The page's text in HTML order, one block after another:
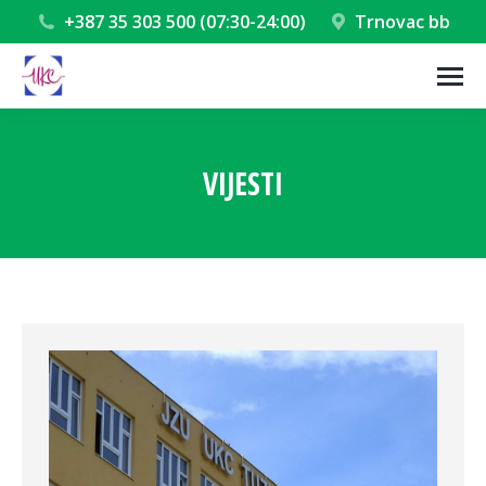
+387 35 303 500 (07:30-24:00) Trnovac bb
VIJESTI